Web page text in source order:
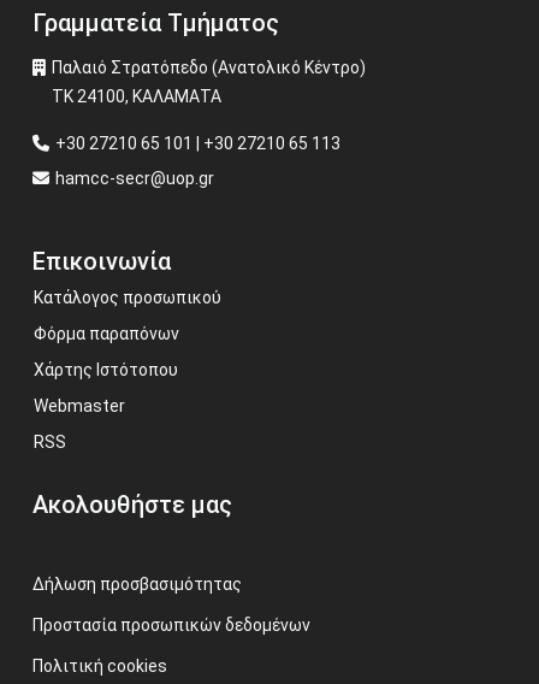
Γραμματεία Τμήματος
Παλαιό Στρατόπεδο (Ανατολικό Κέντρο)
ΤΚ 24100, ΚΑΛΑΜΑΤΑ
+30 27210 65 101 | +30 27210 65 113
hamcc-secr@uop.gr
Επικοινωνία
Κατάλογος προσωπικού
Φόρμα παραπόνων
Χάρτης Ιστότοπου
Webmaster
RSS
Ακολουθήστε μας
Δήλωση προσβασιμότητας
Προστασία προσωπικών δεδομένων
Πολιτική cookies